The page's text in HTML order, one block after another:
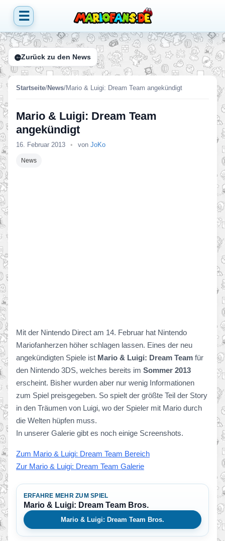
☰
Zurück zu den News
Startseite/News/Mario & Luigi: Dream Team angekündigt
Mario & Luigi: Dream Team
angekündigt
16. Februar 2013 • von JoKo
News
Mit der Nintendo Direct am 14. Februar hat Nintendo
Mariofanherzen höher schlagen lassen. Eines der neu
angekündigten Spiele ist Mario & Luigi: Dream Team für
den Nintendo 3DS, welches bereits im Sommer 2013
erscheint. Bisher wurden aber nur wenig Informationen
zum Spiel preisgegeben. So spielt der größte Teil der Story
in den Träumen von Luigi, wo der Spieler mit Mario durch
die Welten hüpfen muss.
In unserer Galerie gibt es noch einige Screenshots.
Zum Mario & Luigi: Dream Team Bereich
Zur Mario & Luigi: Dream Team Galerie
ERFAHRE MEHR ZUM SPIEL
Mario & Luigi: Dream Team Bros.
Mario & Luigi: Dream Team Bros.